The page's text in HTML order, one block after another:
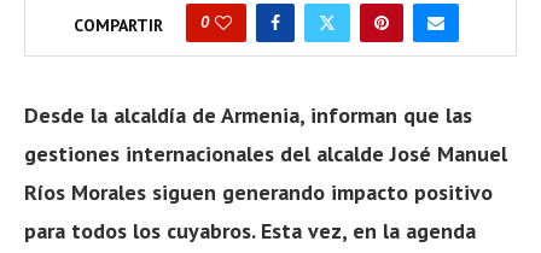
COMPARTIR 0
Desde la alcaldía de Armenia, informan que las
gestiones internacionales del alcalde José Manuel
Ríos Morales siguen generando impacto positivo
para todos los cuyabros. Esta vez, en la agenda